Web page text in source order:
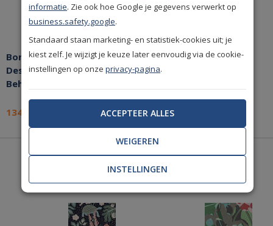
Borastapeter Swedish
Designers Figs 2063
Behang
134,94
Borastapeter Swedish
Designers Myrtle 2071
134,94
informatie. Zie ook hoe Google je gegevens verwerkt op
business.safety.google.
Standaard staan marketing- en statistiek-cookies uit; je
kiest zelf. Je wijzigt je keuze later eenvoudig via de cookie-
instellingen op onzeprivacy-pagina.
ACCEPTEER ALLES
WEIGEREN
INSTELLINGEN